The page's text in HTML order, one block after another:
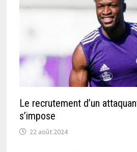
Le recrutement d’un
s’impose
22 août 2024